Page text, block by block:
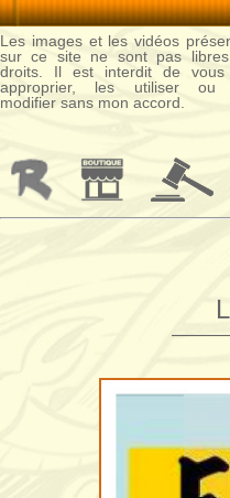
Les images et les vidéos
sur ce site ne sont pas
droits. Il est interdit de vous
approprier, les utiliser ou
modifier sans mon accord.